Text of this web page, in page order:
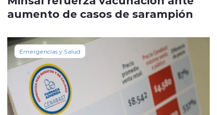
aumento de casos de sarampión
Emergencias y Salud